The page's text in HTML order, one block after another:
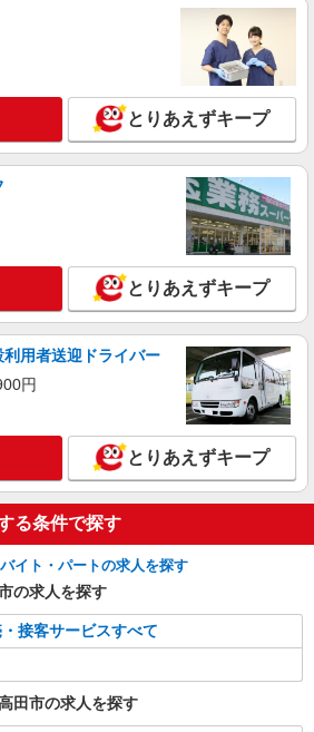
とりあえずキープ
とりあえずキープ
用者送迎ドライバー
円
とりあえずキープ
る条件で探す
イト・パートの求人を探す
の求人を探す
・接客サービスすべて
田市の求人を探す